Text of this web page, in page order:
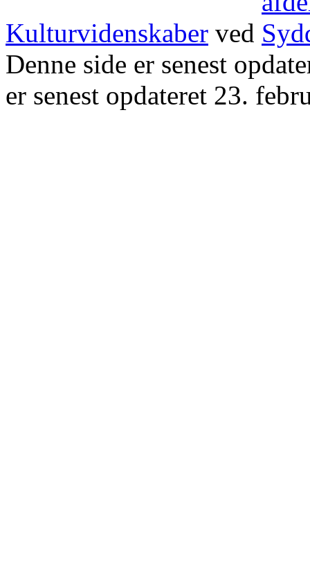
Kulturvidenskaber ved
Denne side er senest
er senest opdateret 23.